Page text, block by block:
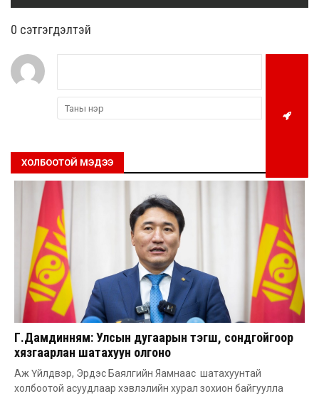
0 cэтгэгдэлтэй
ХОЛБООТОЙ МЭДЭЭ
Г.Дамдинням: Улсын дугаарын тэгш, сондгойгоор
хязгаарлан шатахуун олгоно
Аж Үйлдвэр, Эрдэс Баялгийн Яамнаас шатахуунтай
холбоотой асуудлаар хэвлэлийн хурал зохион байгуулла